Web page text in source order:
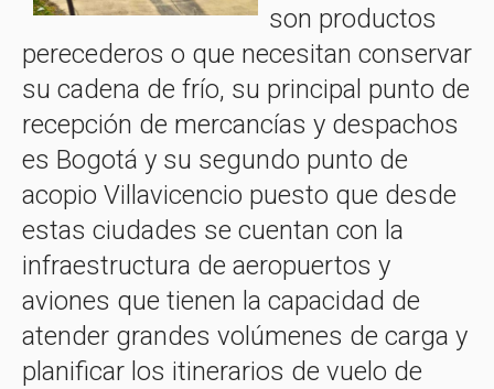
son productos
perecederos o que necesitan conservar
su cadena de frío, su principal punto de
recepción de mercancías y despachos
es Bogotá y su segundo punto de
acopio Villavicencio puesto que desde
estas ciudades se cuentan con la
infraestructura de aeropuertos y
aviones que tienen la capacidad de
atender grandes volúmenes de carga y
planificar los itinerarios de vuelo de